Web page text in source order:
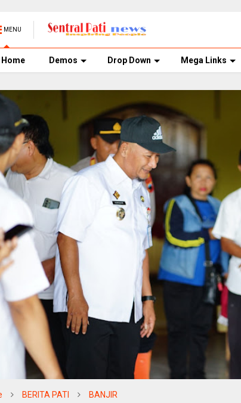
MENU
Home Demos Drop Down Mega Links
BERITA PATI BANJIR